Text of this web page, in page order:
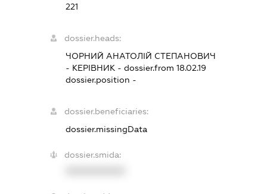
221
dossier.heads:
ЧОРНИЙ АНАТОЛІЙ СТЕПАНОВИЧ
- КЕРІВНИК - dossier.from 18.02.19
dossier.position -
dossier.beneficiaries:
dossier.missingData
dossier.smida: